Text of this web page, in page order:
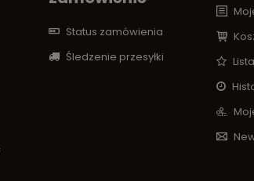
Status zamówienia
Śledzenie przesyłki